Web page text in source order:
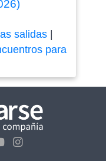
salidas|
para